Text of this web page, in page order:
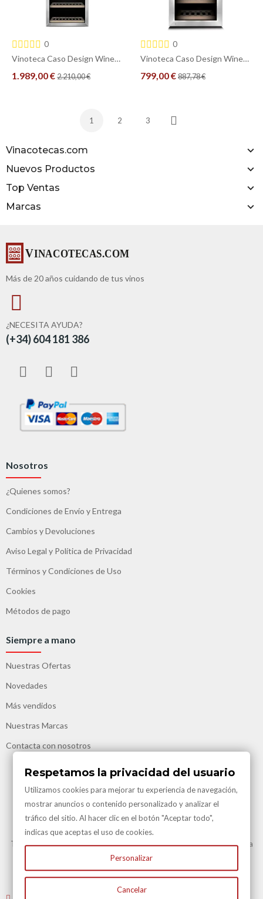
Vinacotecas.com
Nuevos Productos
Top Ventas
Marcas
0
Vinoteca Caso Design WineComfort 126 Smart - 126 Botellas - 2 Zonas
1.989,00 €2.210,00 €
0
Vinoteca Caso Design WineComfort 24 - 24 Botellas - 2 Zonas
799,00 €887,78 €
1 2 3
Siguiente
Más de 20 años cuidando de tus vinos
¿NECESITA AYUDA?
(+34) 604 181 386
Nosotros
¿Quienes somos?
Condiciones de Envío y Entrega
Cambios y Devoluciones
Aviso Legal y Política de Privacidad
Términos y Condiciones de Uso
Cookies
Métodos de pago
Siempre a mano
Nuestras Ofertas
Novedades
Más vendidos
Nuestras Marcas
Contacta con nosotros
Transporte Gratuito en Península para todas nuestras vinotecas y en la
mayoría de artículos.
Consulte en Condiciones Transporte
Respetamos la privacidad del usuario
Utilizamos cookies para mejorar tu experiencia de navegación,
mostrar anuncios o contenido personalizado y analizar el
tráfico del sitio. Al hacer clic en el botón "Aceptar todo",
indicas que aceptas el uso de cookies.
Personalizar
Cancelar